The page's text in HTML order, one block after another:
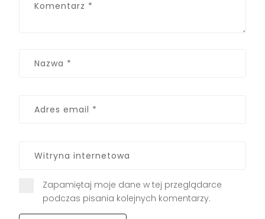
Zapamiętaj moje dane w tej przeglądarce
podczas pisania kolejnych komentarzy.